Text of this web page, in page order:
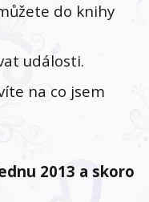
do knihy
události.
na co jsem
2013 a skoro